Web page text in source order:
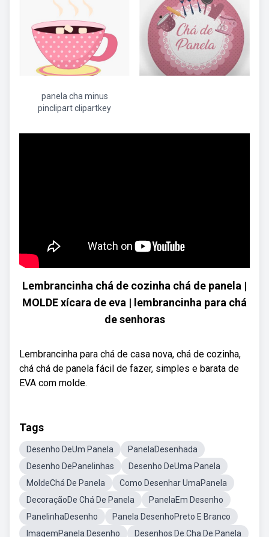
panela cha minus
pinclipart clipartkey
Lembrancinha chá de cozinha chá de panela |
MOLDE xícara de eva | lembrancinha para chá
de senhoras
Lembrancinha para chá de casa nova, chá de cozinha,
chá chá de panela fácil de fazer, simples e barata de
EVA com molde.
Tags
Desenho DeUm Panela
PanelaDesenhada
Desenho DePanelinhas
Desenho DeUma Panela
MoldeChá De Panela
Como Desenhar UmaPanela
DecoraçãoDe Chá De Panela
PanelaEm Desenho
PanelinhaDesenho
Panela DesenhoPreto E Branco
ImagemPanela Desenho
Desenhos De Cha De Panela